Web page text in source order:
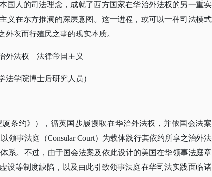
国人的司法理念，成就了西方国家在华治外法权的另一重实
义在东方推演的深层意图。这一进程，或可以一种司法模式
衣而行殖民之事的现实本质。
外法权；法律帝国主义
法学院博士后研究人员）
厦条约》
），循英国步履攫取在华治外法权，并依国会法案
领事法庭（Consular Court）为载体践行其依约所享之治外法
系。不过，由于国会法案及依此设计的美国在华领事法庭章
设等制度缺陷，以及由此引致领事法庭在华司法实践面临诸